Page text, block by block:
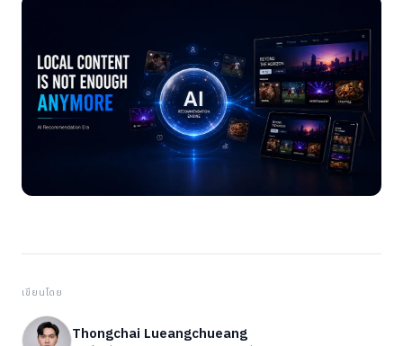
เขียนโดย
Thongchai Lueangchueang